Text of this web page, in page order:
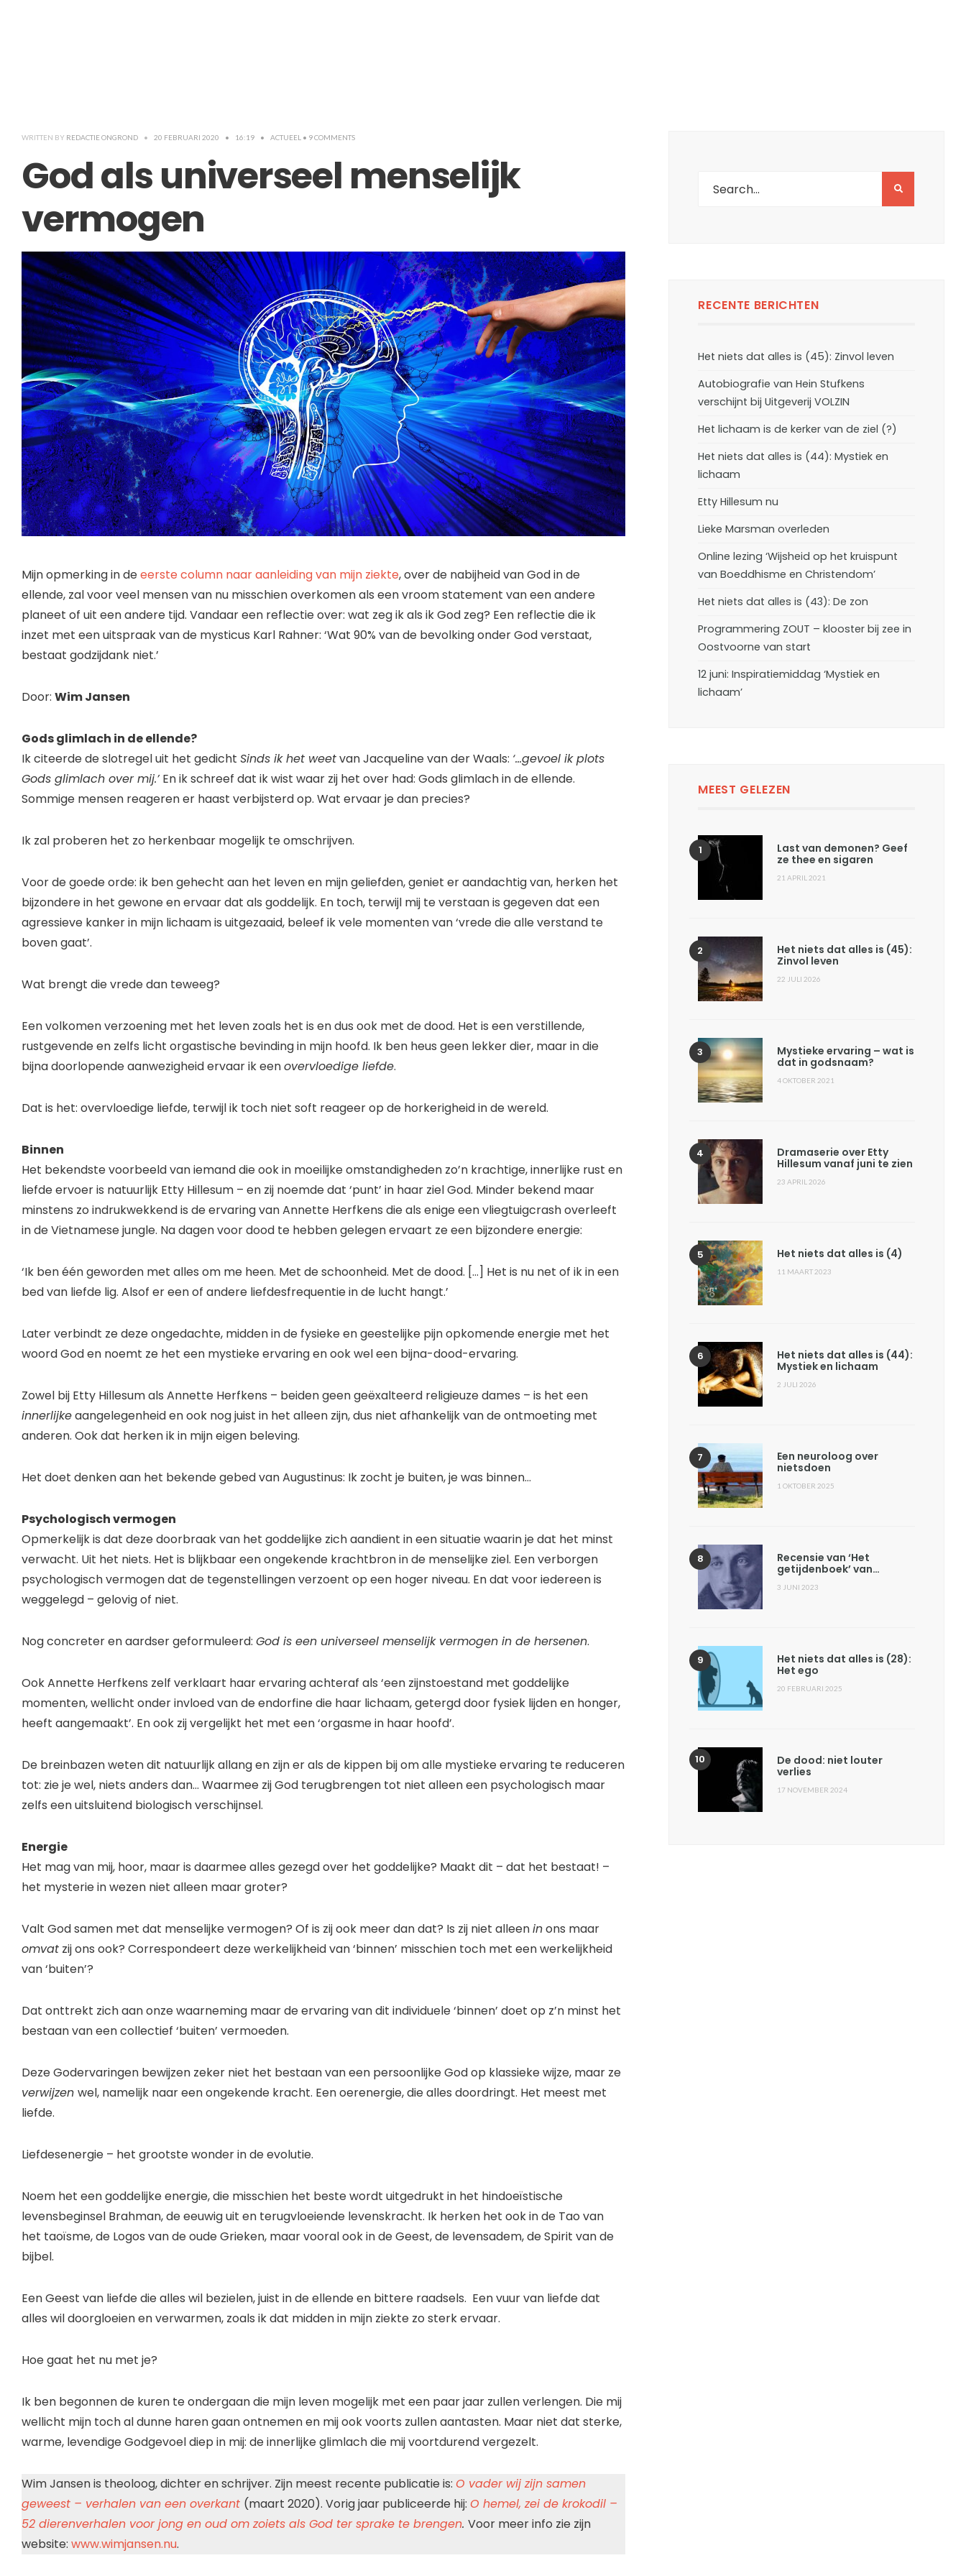
WRITTEN BY REDACTIE ONGROND • 20 FEBRUARI 2020 • 16:19 • ACTUEEL • 9 COMMENTS
God als universeel menselijk
vermogen
Mijn opmerking in deeerste column naar aanleiding van mijn ziekte, over de nabijheid van God in de
ellende, zal voor veel mensen van nu misschien overkomen als een vroom statement van een andere
planeet of uit een andere tijd. Vandaar een reflectie over: wat zeg ik als ik God zeg? Een reflectie die ik
inzet met een uitspraak van de mysticus Karl Rahner: ‘Wat 90% van de bevolking onder God verstaat,
bestaat godzijdank niet.’
Door: Wim Jansen
Gods glimlach in de ellende?
Ik citeerde de slotregel uit het gedicht Sinds ik het weetvan Jacqueline van der Waals: ‘…gevoel ik plots
Gods glimlach over mij.’En ik schreef dat ik wist waar zij het over had: Gods glimlach in de ellende.
Sommige mensen reageren er haast verbijsterd op. Wat ervaar je dan precies?
Ik zal proberen het zo herkenbaar mogelijk te omschrijven.
Voor de goede orde: ik ben gehecht aan het leven en mijn geliefden, geniet er aandachtig van, herken het
bijzondere in het gewone en ervaar dat als goddelijk. En toch, terwijl mij te verstaan is gegeven dat een
agressieve kanker in mijn lichaam is uitgezaaid, beleef ik vele momenten van ‘vrede die alle verstand te
boven gaat’.
Wat brengt die vrede dan teweeg?
Een volkomen verzoening met het leven zoals het is en dus ook met de dood. Het is een verstillende,
rustgevende en zelfs licht orgastische bevinding in mijn hoofd. Ik ben heus geen lekker dier, maar in die
bijna doorlopende aanwezigheid ervaar ik eenovervloedige liefde.
Dat is het: overvloedige liefde, terwijl ik toch niet soft reageer op de horkerigheid in de wereld.
Binnen
Het bekendste voorbeeld van iemand die ook in moeilijke omstandigheden zo’n krachtige, innerlijke rust en
liefde ervoer is natuurlijk Etty Hillesum – en zij noemde dat ‘punt’ in haar ziel God. Minder bekend maar
minstens zo indrukwekkend is de ervaring van Annette Herfkens die als enige een vliegtuigcrash overleeft
in de Vietnamese jungle. Na dagen voor dood te hebben gelegen ervaart ze een bijzondere energie:
‘Ik ben één geworden met alles om me heen. Met de schoonheid. Met de dood. […] Het is nu net of ik in een
bed van liefde lig. Alsof er een of andere liefdesfrequentie in de lucht hangt.’
Later verbindt ze deze ongedachte, midden in de fysieke en geestelijke pijn opkomende energie met het
woord God en noemt ze het een mystieke ervaring en ook wel een bijna-dood-ervaring.
Zowel bij Etty Hillesum als Annette Herfkens – beiden geen geëxalteerd religieuze dames – is het een
innerlijkeaangelegenheid en ook nog juist in het alleen zijn, dus niet afhankelijk van de ontmoeting met
anderen. Ook dat herken ik in mijn eigen beleving.
Het doet denken aan het bekende gebed van Augustinus: Ik zocht je buiten, je was binnen…
Psychologisch vermogen
Opmerkelijk is dat deze doorbraak van het goddelijke zich aandient in een situatie waarin je dat het minst
verwacht. Uit het niets. Het is blijkbaar een ongekende krachtbron in de menselijke ziel. Een verborgen
psychologisch vermogen dat de tegenstellingen verzoent op een hoger niveau. En dat voor iedereen is
weggelegd – gelovig of niet.
Nog concreter en aardser geformuleerd: God is een universeel menselijk vermogen in de hersenen.
Ook Annette Herfkens zelf verklaart haar ervaring achteraf als ‘een zijnstoestand met goddelijke
momenten, wellicht onder invloed van de endorfine die haar lichaam, getergd door fysiek lijden en honger,
heeft aangemaakt’. En ook zij vergelijkt het met een ‘orgasme in haar hoofd’.
De breinbazen weten dit natuurlijk allang en zijn er als de kippen bij om alle mystieke ervaring te reduceren
tot: zie je wel, niets anders dan… Waarmee zij God terugbrengen tot niet alleen een psychologisch maar
zelfs een uitsluitend biologisch verschijnsel.
Energie
Het mag van mij, hoor, maar is daarmee alles gezegd over het goddelijke? Maakt dit – dat het bestaat! –
het mysterie in wezen niet alleen maar groter?
Valt God samen met dat menselijke vermogen? Of is zij ook meer dan dat? Is zij niet alleeninons maar
omvat zij ons ook? Correspondeert deze werkelijkheid van ‘binnen’ misschien toch met een werkelijkheid
van ‘buiten’?
Dat onttrekt zich aan onze waarneming maar de ervaring van dit individuele ‘binnen’ doet op z’n minst het
bestaan van een collectief ‘buiten’ vermoeden.
Deze Godervaringen bewijzen zeker niet het bestaan van een persoonlijke God op klassieke wijze, maar ze
verwijzen wel, namelijk naar een ongekende kracht. Een oerenergie, die alles doordringt. Het meest met
liefde.
Liefdesenergie – het grootste wonder in de evolutie.
Noem het een goddelijke energie, die misschien het beste wordt uitgedrukt in het hindoeïstische
levensbeginsel Brahman, de eeuwig uit en terugvloeiende levenskracht. Ik herken het ook in de Tao van
het taoïsme, de Logos van de oude Grieken, maar vooral ook in de Geest, de levensadem, de Spirit van de
bijbel.
Een Geest van liefde die alles wil bezielen, juist in de ellende en bittere raadsels. Een vuur van liefde dat
alles wil doorgloeien en verwarmen, zoals ik dat midden in mijn ziekte zo sterk ervaar.
Hoe gaat het nu met je?
Ik ben begonnen de kuren te ondergaan die mijn leven mogelijk met een paar jaar zullen verlengen. Die mij
wellicht mijn toch al dunne haren gaan ontnemen en mij ook voorts zullen aantasten. Maar niet dat sterke,
warme, levendige Godgevoel diep in mij: de innerlijke glimlach die mij voortdurend vergezelt.
Wim Jansen is theoloog, dichter en schrijver. Zijn meest recente publicatie is: O vader wij zijn samen
geweest – verhalen van een overkant (maart 2020). Vorig jaar publiceerde hij: O hemel, zei de krokodil –
52 dierenverhalen voor jong en oud om zoiets als God ter sprake te brengen. Voor meer info zie zijn
website: www.wimjansen.nu.
RECENTE BERICHTEN
Het niets dat alles is (45): Zinvol leven
Autobiografie van Hein Stufkens
verschijnt bij Uitgeverij VOLZIN
Het lichaam is de kerker van de ziel (?)
Het niets dat alles is (44): Mystiek en
lichaam
Etty Hillesum nu
Lieke Marsman overleden
Online lezing ‘Wijsheid op het kruispunt
van Boeddhisme en Christendom’
Het niets dat alles is (43): De zon
Programmering ZOUT – klooster bij zee in
Oostvoorne van start
12 juni: Inspiratiemiddag ‘Mystiek en
lichaam’
MEEST GELEZEN
Last van demonen? Geef
ze thee en sigaren
21 APRIL 2021
Het niets dat alles is (45):
Zinvol leven
22 JULI 2026
Mystieke ervaring – wat is
dat in godsnaam?
4 OKTOBER 2021
Dramaserie over Etty
Hillesum vanaf juni te zien
23 APRIL 2026
Het niets dat alles is (4)
11 MAART 2023
Het niets dat alles is (44):
Mystiek en lichaam
2 JULI 2026
Een neuroloog over
nietsdoen
1 OKTOBER 2025
Recensie van ‘Het
getijdenboek’ van…
3 JUNI 2023
Het niets dat alles is (28):
Het ego
20 FEBRUARI 2025
De dood: niet louter
verlies
17 NOVEMBER 2024